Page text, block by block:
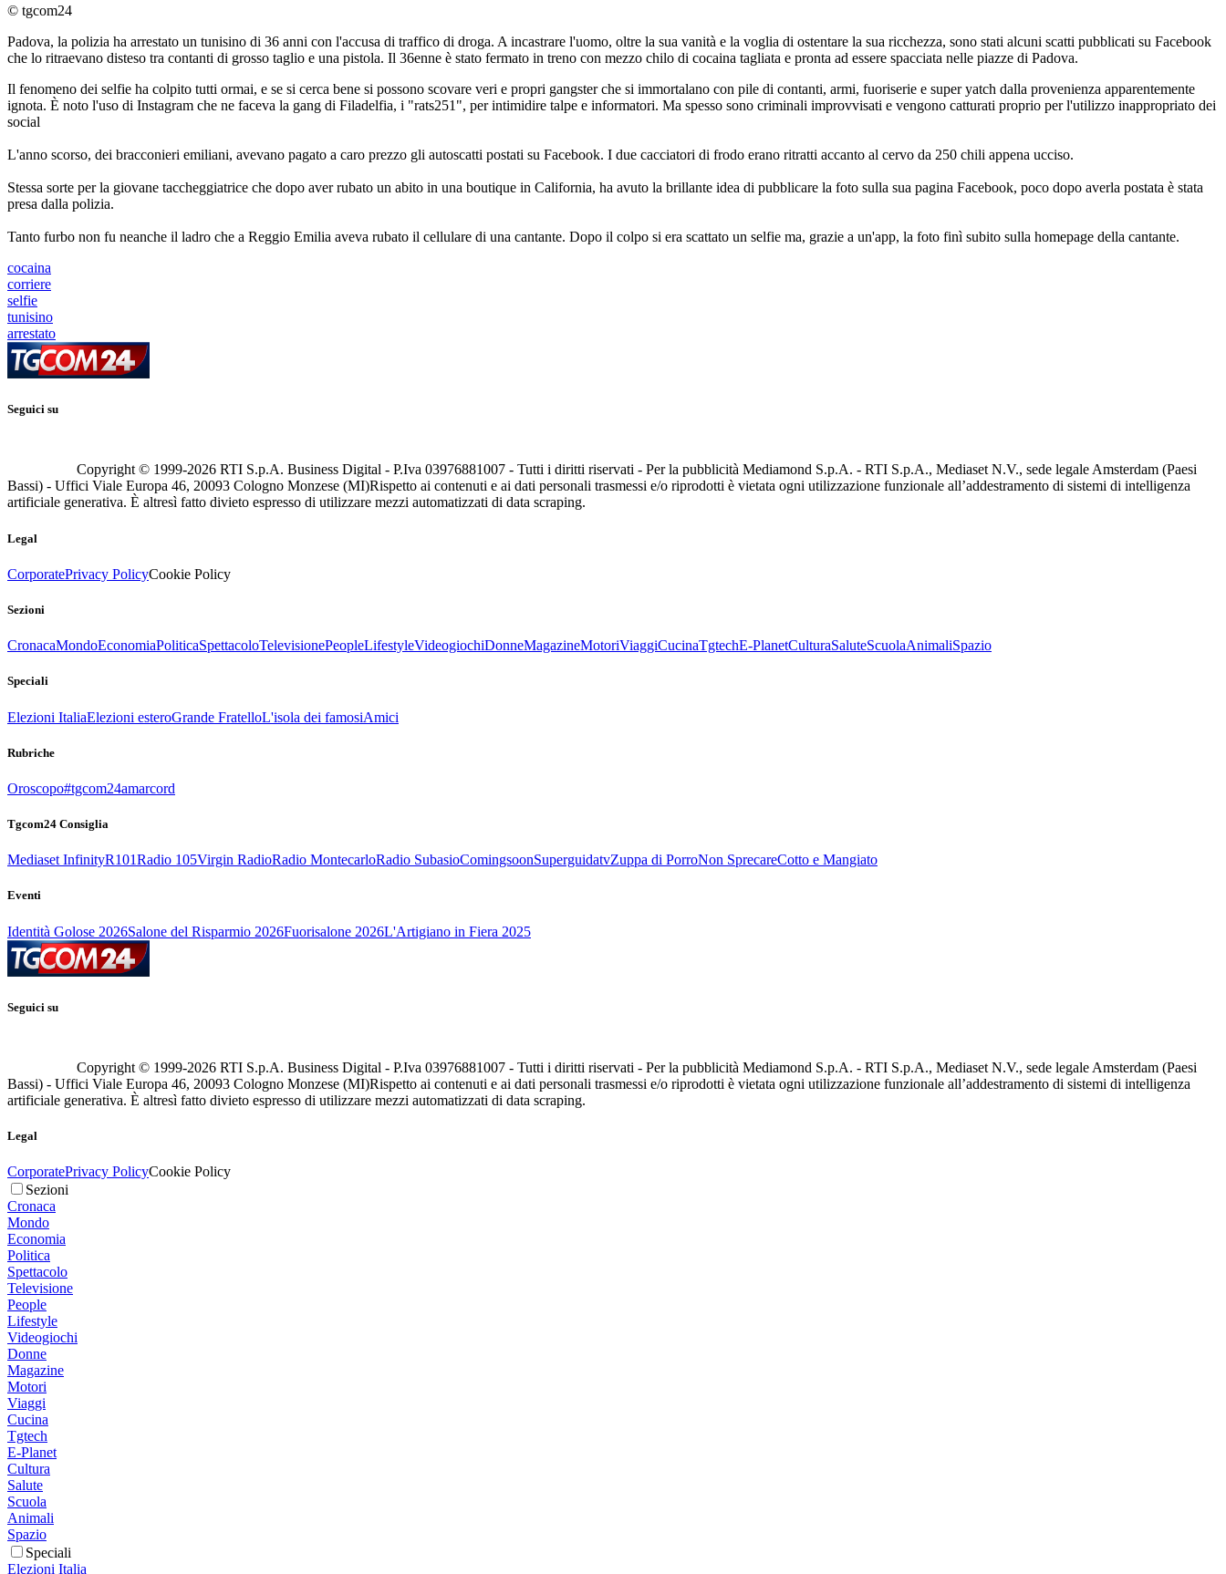
© tgcom24
Padova, la polizia ha arrestato un tunisino di 36 anni con l'accusa di traffico di droga. A incastrare l'uomo, oltre la sua vanità e la voglia di ostentare la sua ricchezza, sono stati alcuni scatti pubblicati su Facebook
che lo ritraevano disteso tra contanti di grosso taglio e una pistola. Il 36enne è stato fermato in treno con mezzo chilo di cocaina tagliata e pronta ad essere spacciata nelle piazze di Padova.
Il fenomeno dei selfie ha colpito tutti ormai, e se si cerca bene si possono scovare veri e propri gangster che si immortalano con pile di contanti, armi, fuoriserie e super yatch dalla provenienza apparentemente
ignota. È noto l'uso di Instagram che ne faceva la gang di Filadelfia, i "rats251", per intimidire talpe e informatori. Ma spesso sono criminali improvvisati e vengono catturati proprio per l'utilizzo inappropriato dei
social
L'anno scorso, dei bracconieri emiliani, avevano pagato a caro prezzo gli autoscatti postati su Facebook. I due cacciatori di frodo erano ritratti accanto al cervo da 250 chili appena ucciso.
Stessa sorte per la giovane taccheggiatrice che dopo aver rubato un abito in una boutique in California, ha avuto la brillante idea di pubblicare la foto sulla sua pagina Facebook, poco dopo averla postata è stata
presa dalla polizia.
Tanto furbo non fu neanche il ladro che a Reggio Emilia aveva rubato il cellulare di una cantante. Dopo il colpo si era scattato un selfie ma, grazie a un'app, la foto finì subito sulla homepage della cantante.
cocaina
corriere
selfie
tunisino
arrestato
Seguici su
Copyright © 1999-2026 RTI S.p.A. Business Digital - P.Iva 03976881007 - Tutti i diritti riservati - Per la pubblicità Mediamond S.p.A. - RTI S.p.A., Mediaset N.V., sede legale Amsterdam (Paesi
Bassi) - Uffici Viale Europa 46, 20093 Cologno Monzese (MI)Rispetto ai contenuti e ai dati personali trasmessi e/o riprodotti è vietata ogni utilizzazione funzionale all’addestramento di sistemi di intelligenza
artificiale generativa. È altresì fatto divieto espresso di utilizzare mezzi automatizzati di data scraping.
Legal
CorporatePrivacy PolicyCookie Policy
Sezioni
CronacaMondoEconomiaPoliticaSpettacoloTelevisionePeopleLifestyleVideogiochiDonneMagazineMotoriViaggiCucinaTgtechE-PlanetCulturaSaluteScuolaAnimaliSpazio
Speciali
Elezioni ItaliaElezioni esteroGrande FratelloL'isola dei famosiAmici
Rubriche
Oroscopo#tgcom24amarcord
Tgcom24 Consiglia
Mediaset InfinityR101Radio 105Virgin RadioRadio MontecarloRadio SubasioComingsoonSuperguidatvZuppa di PorroNon SprecareCotto e Mangiato
Eventi
Identità Golose 2026Salone del Risparmio 2026Fuorisalone 2026L'Artigiano in Fiera 2025
Seguici su
Copyright © 1999-2026 RTI S.p.A. Business Digital - P.Iva 03976881007 - Tutti i diritti riservati - Per la pubblicità Mediamond S.p.A. - RTI S.p.A., Mediaset N.V., sede legale Amsterdam (Paesi
Bassi) - Uffici Viale Europa 46, 20093 Cologno Monzese (MI)Rispetto ai contenuti e ai dati personali trasmessi e/o riprodotti è vietata ogni utilizzazione funzionale all’addestramento di sistemi di intelligenza
artificiale generativa. È altresì fatto divieto espresso di utilizzare mezzi automatizzati di data scraping.
Legal
CorporatePrivacy PolicyCookie Policy
Sezioni
Cronaca
Mondo
Economia
Politica
Spettacolo
Televisione
People
Lifestyle
Videogiochi
Donne
Magazine
Motori
Viaggi
Cucina
Tgtech
E-Planet
Cultura
Salute
Scuola
Animali
Spazio
Speciali
Elezioni Italia